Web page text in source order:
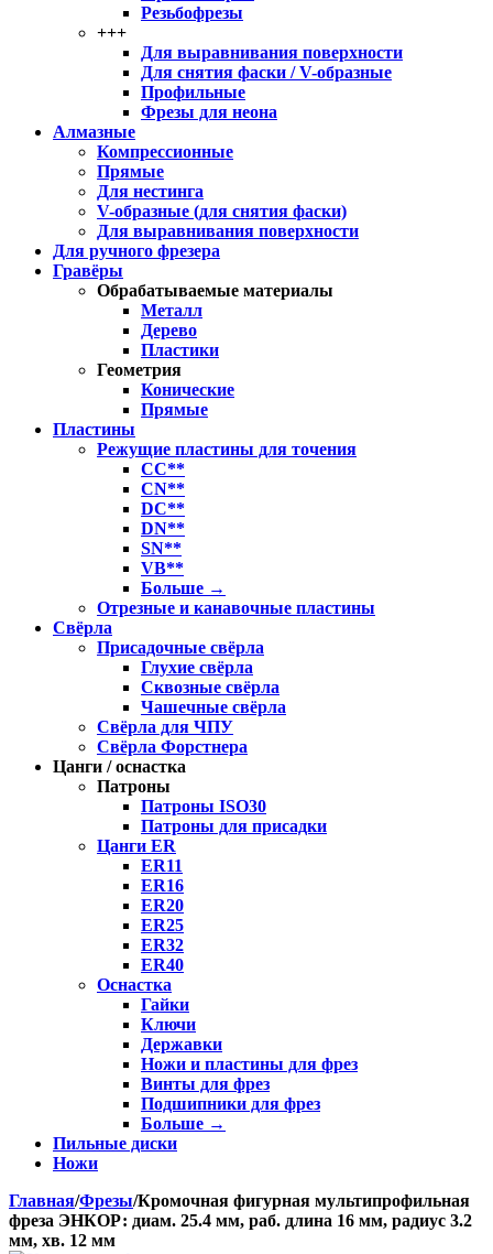
Резьбофрезы
+++
Для выравнивания поверхности
Для снятия фаски / V-образные
Профильные
Фрезы для неона
Алмазные
Компрессионные
Прямые
Для нестинга
V-образные (для снятия фаски)
Для выравнивания поверхности
Для ручного фрезера
Гравёры
Обрабатываемые материалы
Металл
Дерево
Пластики
Геометрия
Конические
Прямые
Пластины
Режущие пластины для точения
CC**
CN**
DC**
DN**
SN**
VB**
Больше →
Отрезные и канавочные пластины
Свёрла
Присадочные свёрла
Глухие свёрла
Сквозные свёрла
Чашечные свёрла
Свёрла для ЧПУ
Свёрла Форстнера
Цанги / оснастка
Патроны
Патроны ISO30
Патроны для присадки
Цанги ER
ER11
ER16
ER20
ER25
ER32
ER40
Оснастка
Гайки
Ключи
Державки
Ножи и пластины для фрез
Винты для фрез
Подшипники для фрез
Больше →
Пильные диски
Ножи
Главная/Фрезы/Кромочная фигурная мультипрофильная
фреза ЭНКОР: диам. 25.4 мм, раб. длина 16 мм, радиус 3.2
мм, хв. 12 мм